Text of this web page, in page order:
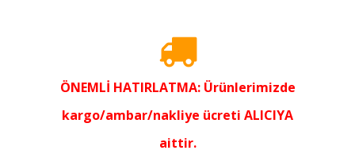
ÖNEMLİ HATIRLATMA: Ürünlerimizde
kargo/ambar/nakliye ücreti ALICIYA
aittir.